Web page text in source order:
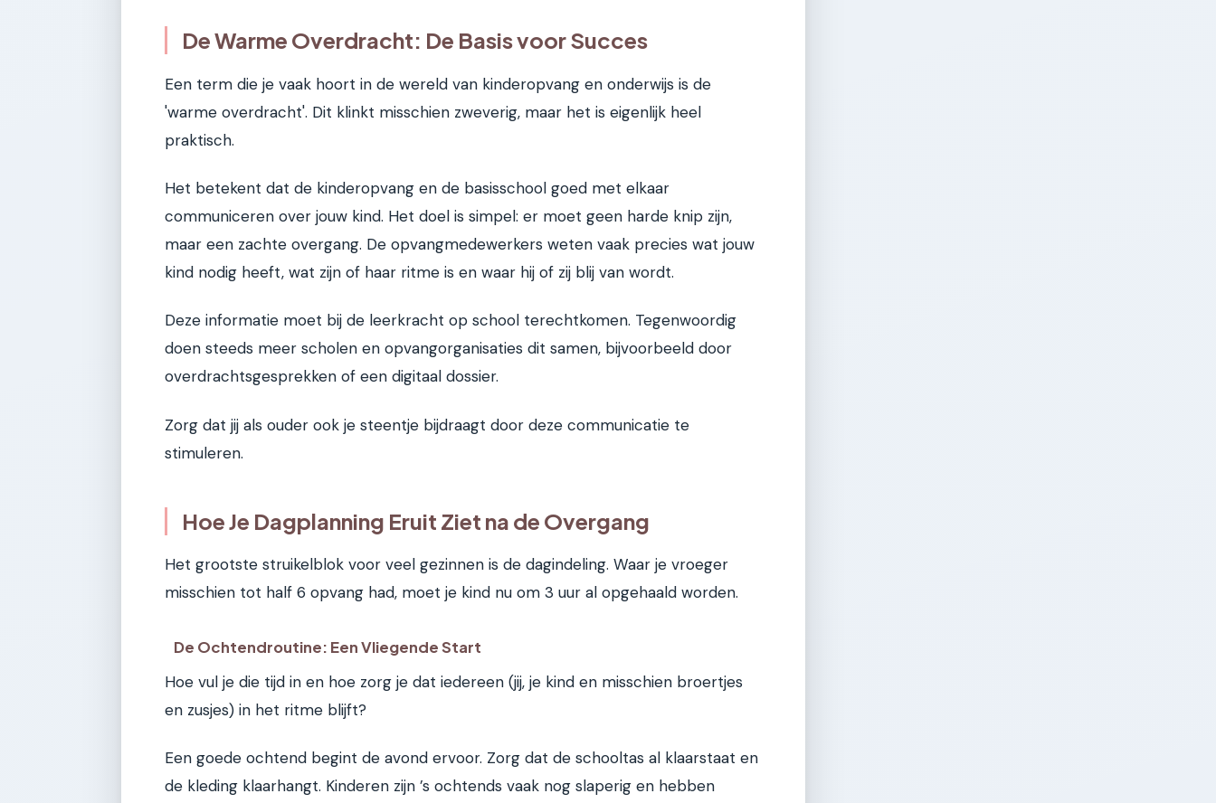
De Warme Overdracht: De Basis voor Succes
Een term die je vaak hoort in de wereld van kinderopvang en onderwijs is de
'warme overdracht'. Dit klinkt misschien zweverig, maar het is eigenlijk heel
praktisch.
Het betekent dat de kinderopvang en de basisschool goed met elkaar
communiceren over jouw kind. Het doel is simpel: er moet geen harde knip zijn,
maar een zachte overgang. De opvangmedewerkers weten vaak precies wat jouw
kind nodig heeft, wat zijn of haar ritme is en waar hij of zij blij van wordt.
Deze informatie moet bij de leerkracht op school terechtkomen. Tegenwoordig
doen steeds meer scholen en opvangorganisaties dit samen, bijvoorbeeld door
overdrachtsgesprekken of een digitaal dossier.
Zorg dat jij als ouder ook je steentje bijdraagt door deze communicatie te
stimuleren.
Hoe Je Dagplanning Eruit Ziet na de Overgang
Het grootste struikelblok voor veel gezinnen is de dagindeling. Waar je vroeger
misschien tot half 6 opvang had, moet je kind nu om 3 uur al opgehaald worden.
De Ochtendroutine: Een Vliegende Start
Hoe vul je die tijd in en hoe zorg je dat iedereen (jij, je kind en misschien broertjes
en zusjes) in het ritme blijft?
Een goede ochtend begint de avond ervoor. Zorg dat de schooltas al klaarstaat en
de kleding klaarhangt. Kinderen zijn ’s ochtends vaak nog slaperig en hebben